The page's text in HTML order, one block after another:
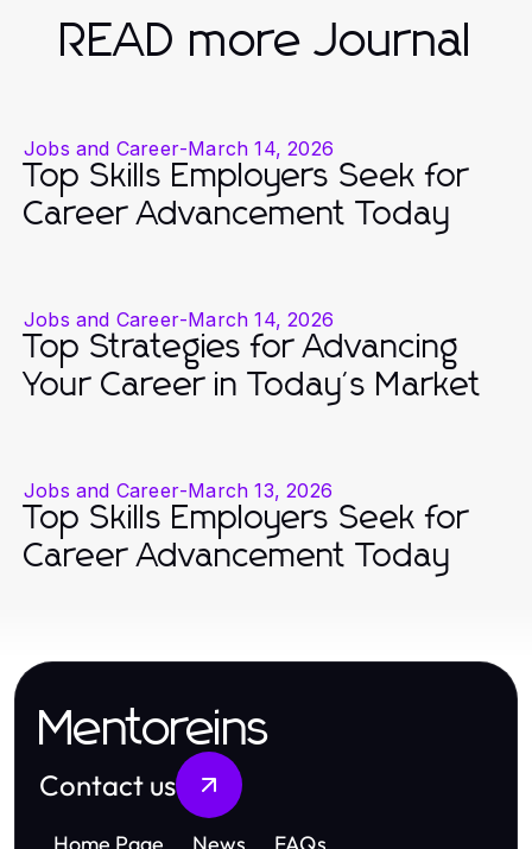
READ more Journal
Jobs and Career-March 14, 2026
Top Skills Employers Seek for
Career Advancement Today
Jobs and Career-March 14, 2026
Top Strategies for Advancing
Your Career in Today's Market
Jobs and Career-March 13, 2026
Top Skills Employers Seek for
Career Advancement Today
Mentoreins
Contact us